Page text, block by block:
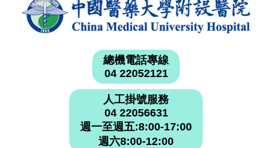
總機電話專線
04 22052121
人工掛號服務
04 22056631
週一至週五:8:00-17:00
週六8:00-12:00